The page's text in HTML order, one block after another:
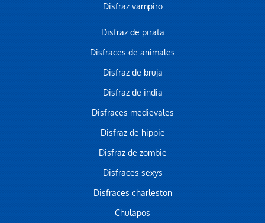
Disfraz vampiro
Disfraz de pirata
Disfraces de animales
Disfraz de bruja
Disfraz de india
Disfraces medievales
Disfraz de hippie
Disfraz de zombie
Disfraces sexys
Disfraces charleston
Chulapos